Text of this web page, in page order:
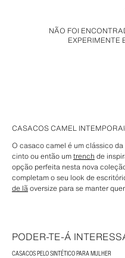
NÃO FOI
EXPERIMENTE
CASACOS CAMEL
O casaco camel é um clássico
cinto ou então umtrench de
opção perfeita nesta nova
completam o seu look de
de lãoversize para se manter
PODER-TE-Á
CASACOS PELO SINTÉTICO PARA MULHER